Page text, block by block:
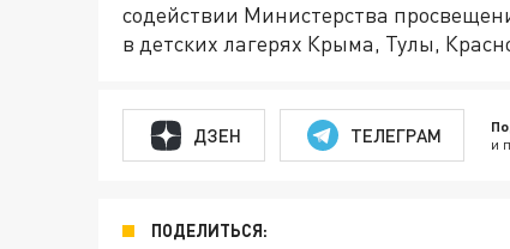
содействии Министерства
в детских лагерях Крыма, Тулы,
ДЗЕН ТЕЛЕГРАМ и
ПОДЕЛИТЬСЯ: